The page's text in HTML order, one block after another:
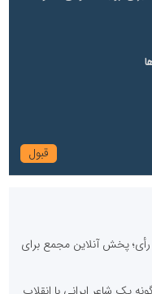
کالبر در بوته رأی؛ پخش آنلاین مجمع برای